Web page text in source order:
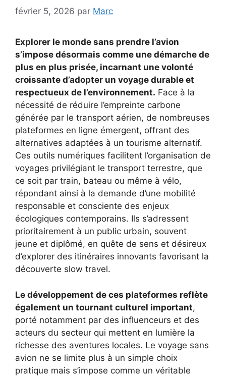
février 5, 2026 par Marc
Explorer le monde sans prendre l’avion
s’impose désormais comme une démarche de
plus en plus prisée, incarnant une volonté
croissante d’adopter un voyage durable et
respectueux de l’environnement. Face à la
nécessité de réduire l’empreinte carbone
générée par le transport aérien, de nombreuses
plateformes en ligne émergent, offrant des
alternatives adaptées à un tourisme alternatif.
Ces outils numériques facilitent l’organisation de
voyages privilégiant le transport terrestre, que
ce soit par train, bateau ou même à vélo,
répondant ainsi à la demande d’une mobilité
responsable et consciente des enjeux
écologiques contemporains. Ils s’adressent
prioritairement à un public urbain, souvent
jeune et diplômé, en quête de sens et désireux
d’explorer des itinéraires innovants favorisant la
découverte slow travel.
Le développement de ces plateformes reflète
également un tournant culturel important,
porté notamment par des influenceurs et des
acteurs du secteur qui mettent en lumière la
richesse des aventures locales. Le voyage sans
avion ne se limite plus à un simple choix
pratique mais s’impose comme un véritable